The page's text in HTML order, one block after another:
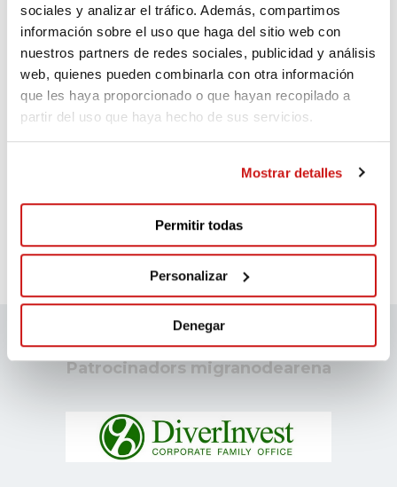
sociales y analizar el tráfico. Además, compartimos
información sobre el uso que haga del sitio web con
nuestros partners de redes sociales, publicidad y análisis
web, quienes pueden combinarla con otra información
que les haya proporcionado o que hayan recopilado a
partir del uso que haya hecho de sus servicios.
Mostrar detalles
Permitir todas
Personalizar
Denegar
Comentaris (2)
Aportació GRava Lybica
Patrocinadors migranodearena